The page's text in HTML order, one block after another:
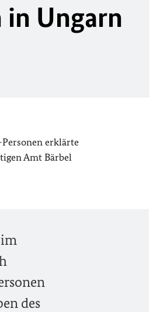
in Ungarn
erklärte
Amt Bärbel
des